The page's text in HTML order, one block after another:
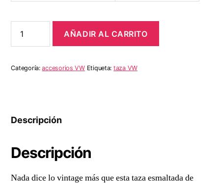
VW
Bus
Home
para
500
Driver
AÑADIR AL CARRITO
Categoría:accesorios VW Etiqueta: taza VW
Descripción
Descripción
Nada dice lo vintage más que esta taza esmaltada de